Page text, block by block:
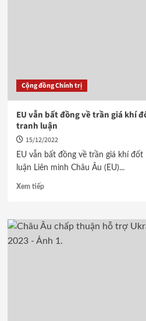
Cộng đồng Chính trị
EU vẫn bất đồng về trần giá khí
tranh luận
15/12/2022
EU vẫn bất đồng về trần giá khí
luận Liên minh Châu Âu (EU)...
Xem tiếp